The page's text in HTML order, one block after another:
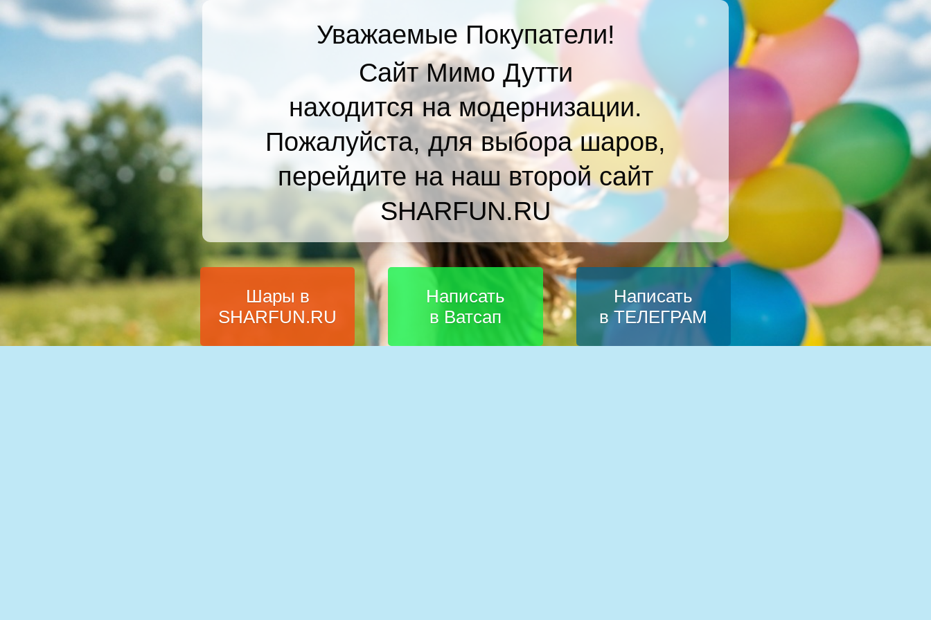
Уважаемые Покупатели!
Сайт Мимо Дутти
находится на модернизации.
Пожалуйста, для выбора шаров,
перейдите на наш второй сайт
SHARFUN.RU
Шары в
SHARFUN.RU
Написать
в Ватсап
Написать
в ТЕЛЕГРАМ